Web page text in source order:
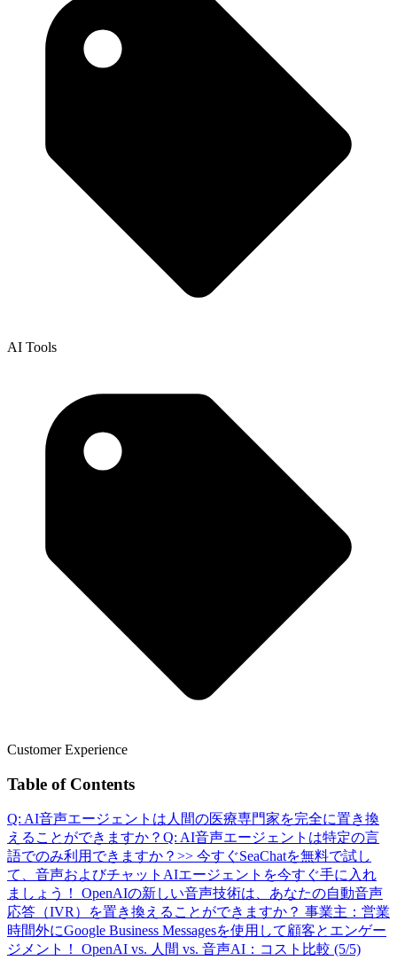
AI Tools
Customer Experience
Table of Contents
Q: AI音声エージェントは人間の医療専門家を完全に置き換
えることができますか？ Q: AI音声エージェントは特定の言
語でのみ利用できますか？ >> 今すぐSeaChatを無料で試し
て、音声およびチャットAIエージェントを今すぐ手に入れ
ましょう！
OpenAIの新しい音声技術は、あなたの自動音声
応答（IVR）を置き換えることができますか？ 事業主：営業
時間外にGoogle Business Messagesを使用して顧客とエンゲー
ジメント！ OpenAI vs. 人間 vs. 音声AI：コスト比較 (5/5)